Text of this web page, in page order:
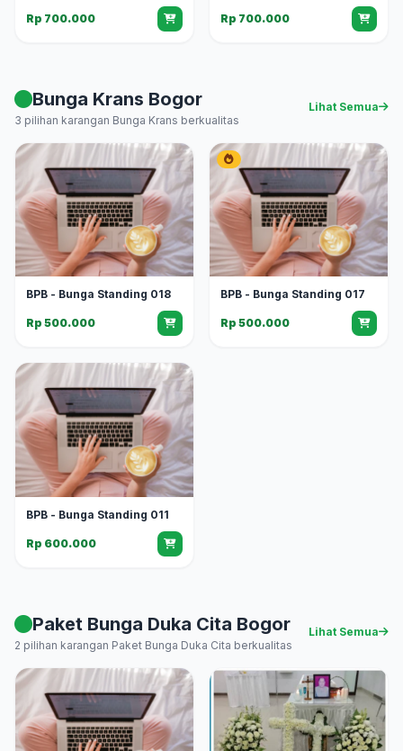
Rp 700.000 Rp 700.000
Bunga Krans Bogor
3 pilihan karangan Bunga Krans berkualitas
Lihat Semua
BPB - Bunga Standing 018
Rp 500.000
BPB - Bunga Standing 017
Rp 500.000
BPB - Bunga Standing 011
Rp 600.000
Paket Bunga Duka Cita Bogor
2 pilihan karangan Paket Bunga Duka Cita berkualitas
Lihat Semua